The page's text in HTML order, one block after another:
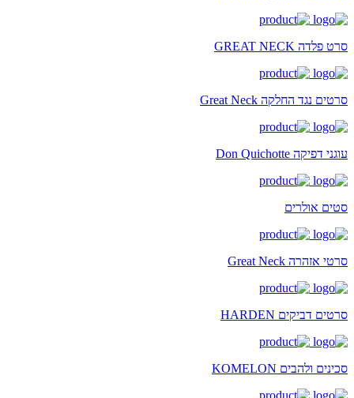
סרט פלדה GREAT NECK
סרטים נגד החלקה Great Neck
עוגני דפיקה Don Quichotte
סטים אולרים
סרטי אזהרה Great Neck
סרטים דביקים HARDEN
סכינים ולהבים KOMELON